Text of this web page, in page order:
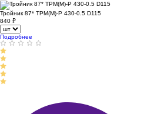
Тройник 87* ТРМ(М)-Р 430-0.5 D115
840 ₽
Подробнее